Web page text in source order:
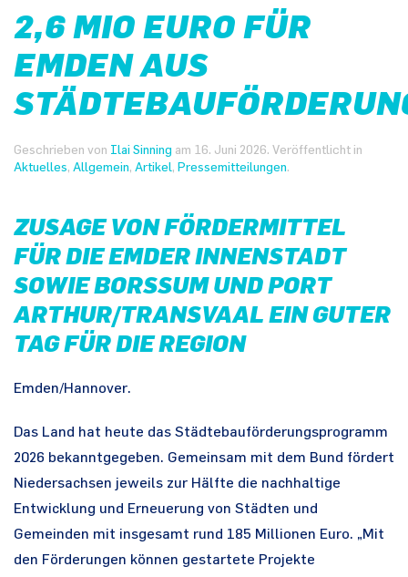
2,6 MIO EURO FÜR
EMDEN AUS
Geschrieben von Ilai Sinning am 16. Juni 2026 . Veröffentlicht in
Aktuelles
Allgemein Artikel Pressemitteilungen
ZUSAGE VON FÖRDERMITTEL
FÜR DIE EMDER INNENSTADT
SOWIE BORSSUM UND PORT
ARTHUR/TRANSVAAL EIN GUTER
TAG FÜR DIE REGION
Emden/Hannover.
Das Land hat heute das Städtebauförderungsprogramm
2026 bekanntgegeben. Gemeinsam mit dem Bund fördert
Niedersachsen jeweils zur Hälfte die nachhaltige
Entwicklung und Erneuerung von Städten und
Gemeinden mit insgesamt rund 185 Millionen Euro. „Mit
den Förderungen können gestartete Projekte